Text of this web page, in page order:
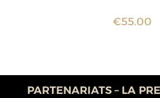
€55.00
PARTENARIATS – LA